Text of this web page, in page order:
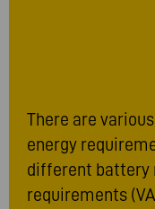
There are
energy
different battery
requirements